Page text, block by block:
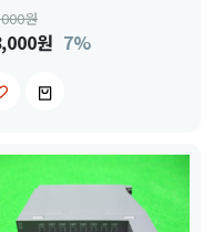
원
원 7%